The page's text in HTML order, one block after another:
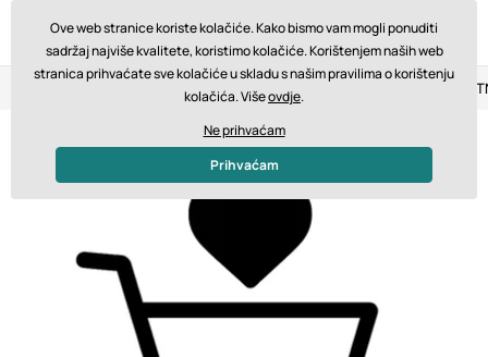
Povrat u roku od 14 dana Brza dostava od 200 €
Ove web stranice koriste kolačiće. Kako bismo vam mogli ponuditi
sadržaj najviše kvalitete, koristimo kolačiće. Korištenjem naših web
stranica prihvaćate sve kolačiće u skladu s našim pravilima o korištenju
kolačića. Višeovdje.
Ne prihvaćam
Prihvaćam